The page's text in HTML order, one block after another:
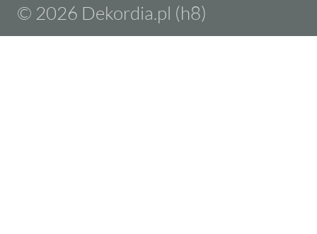
© 2026 Dekordia.pl (h8)